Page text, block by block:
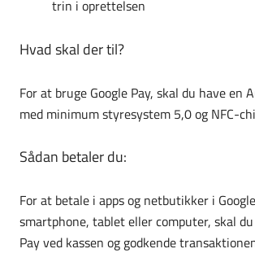
trin i oprettelsen
Hvad skal der til?
For at bruge Google Pay, skal du have en
med minimum styresystem 5,0 og NFC-
Sådan betaler du:
For at betale i apps og netbutikker i
smartphone, tablet eller computer, skal
Pay ved kassen og godkende